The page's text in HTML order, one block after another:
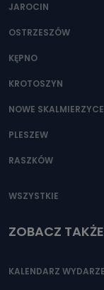
JAROCIN
OSTRZESZÓW
KĘPNO
KROTOSZYN
NOWE SKALMIERZYCE
PLESZEW
RASZKÓW
WSZYSTKIE
ZOBACZ TAKŻE
KALENDARZ